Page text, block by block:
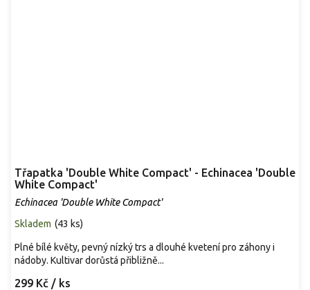
Třapatka 'Double White Compact' - Echinacea 'Double
White Compact'
Echinacea 'Double White Compact'
Skladem (43 ks)
299 Kč / ks
Plné bílé květy, pevný nízký trs a dlouhé kvetení pro záhony i
nádoby. Kultivar dorůstá přibližně...